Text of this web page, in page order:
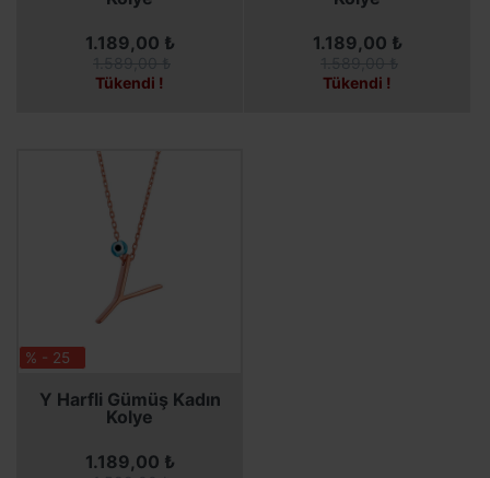
1.189,00 ₺
Tükendi !
1.189,00 ₺
Tükendi !
% - 25
Y Harfli Gümüş Kadın
Kolye
SEPETE EKLE
1.189,00 ₺